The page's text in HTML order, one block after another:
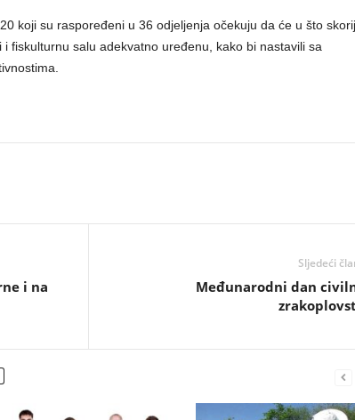
koji su raspoređeni u 36 odjeljenja očekuju da će u što
fiskulturnu salu adekvatno uređenu, kako bi nastavili sa
i na
Sljedeći
Međunarodni dan